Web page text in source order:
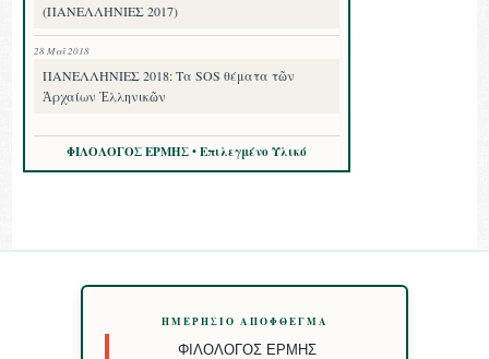
(ΠΑΝΕΛΛΗΝΙΕΣ 2017)
28 Μαΐ 2018
ΠΑΝΕΛΛΗΝΙΕΣ 2018: Τα SOS θέματα τῶν
Ἀρχαίων Ἑλληνικῶν
ΦΙΛΟΛΟΓΟΣ ΕΡΜΗΣ • Επιλεγμένο Υλικό
ΗΜΕΡΉΣΙΟ ΑΠΌΦΘΕΓΜΑ
ΦΙΛΌΛΟΓΟΣ ΕΡΜΉΣ